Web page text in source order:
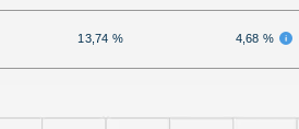
13,74 % 4,68 %